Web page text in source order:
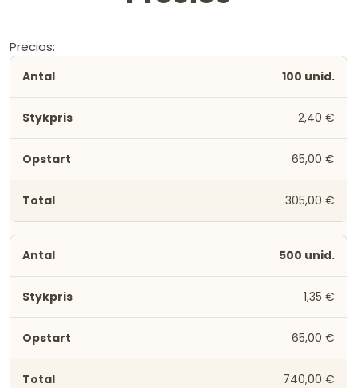
Precios:
100 unid.
2,40 €
65,00 €
305,00 €
500 unid.
1,35 €
65,00 €
740,00 €